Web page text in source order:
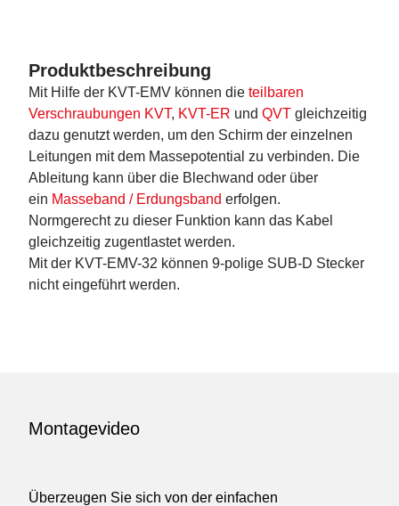
Produktbeschreibung
Mit Hilfe der KVT-EMV können die teilbaren
Verschraubungen KVT, KVT-ER und QVT gleichzeitig
dazu genutzt werden, um den Schirm der einzelnen
Leitungen mit dem Massepotential zu verbinden. Die
Ableitung kann über die Blechwand oder über
ein Masseband / Erdungsband erfolgen.
Normgerecht zu dieser Funktion kann das Kabel
gleichzeitig zugentlastet werden.
Mit der KVT-EMV-32 können 9-polige SUB-D Stecker
nicht eingeführt werden.
Montagevideo
Überzeugen Sie sich von der einfachen